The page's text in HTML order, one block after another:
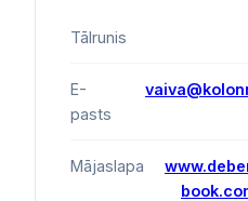
Tālrunis
E-
pasts
Mājaslapa